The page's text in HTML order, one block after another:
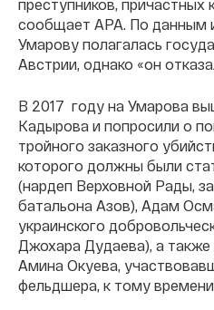
преступников, причастных
сообщает APA. По данным
Умарову полагалась
Австрии, однако «он
В 2017 году на Умарова
Кадырова и попросили о
тройного заказного
которого должны были
(нардеп Верховной Рады,
батальона Азов), Адам
украинского
Джохара Дудаева), а
Амина Окуева,
фельдшера, к тому